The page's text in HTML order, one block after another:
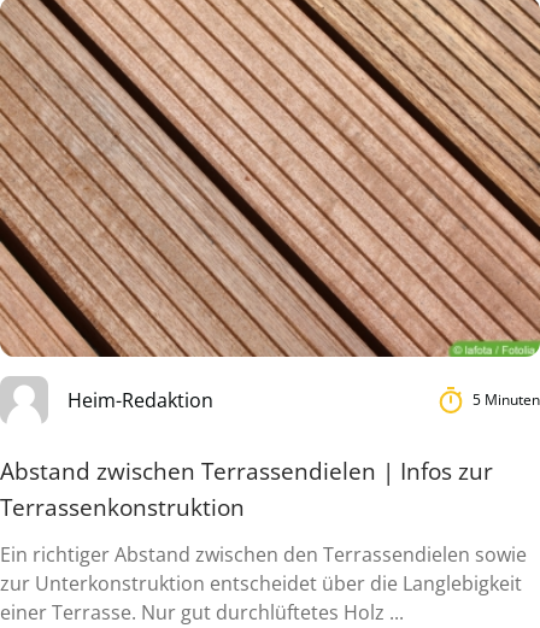
Heim-Redaktion 5 Minuten
Abstand zwischen Terrassendielen | Infos zur
Terrassenkonstruktion
Ein richtiger Abstand zwischen den Terrassendielen sowie
zur Unterkonstruktion entscheidet über die Langlebigkeit
einer Terrasse. Nur gut durchlüftetes Holz ...